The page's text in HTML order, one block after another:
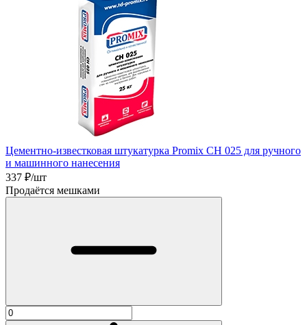
Цементно-известковая штукатурка Promix CH 025 для ручного
и машинного нанесения
337 ₽/шт
Продаётся мешками